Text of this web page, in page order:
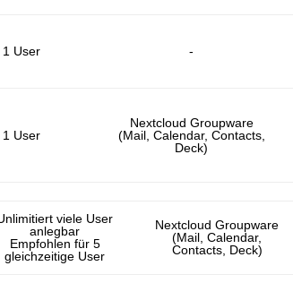
1 User -
1 User
Nextcloud Groupware
(Mail, Calendar, Contacts,
Deck)
viele User
anlegbar
Empfohlen für 5
gleichzeitige User
Nextcloud Groupware
(Mail, Calendar,
Contacts, Deck)